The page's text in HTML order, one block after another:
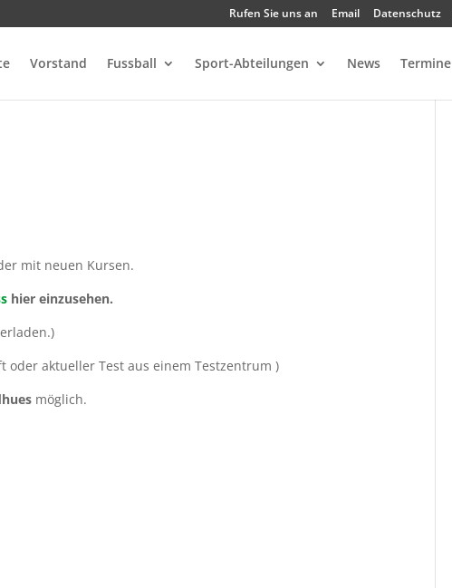
Rufen Sie uns an Email Datenschutz
Vorstand Fussball Sport-Abteilungen News Termine
mit neuen Kursen.
hier einzusehen.
oder aktueller Test aus einem Testzentrum )
möglich.